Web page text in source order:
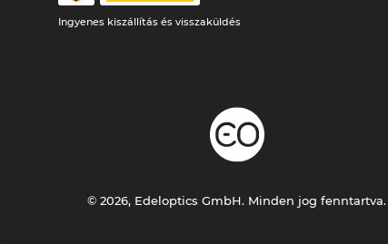
Ingyenes kiszállítás és visszaküldés
© 2026, Edeloptics GmbH. Minden jog fenntartva.